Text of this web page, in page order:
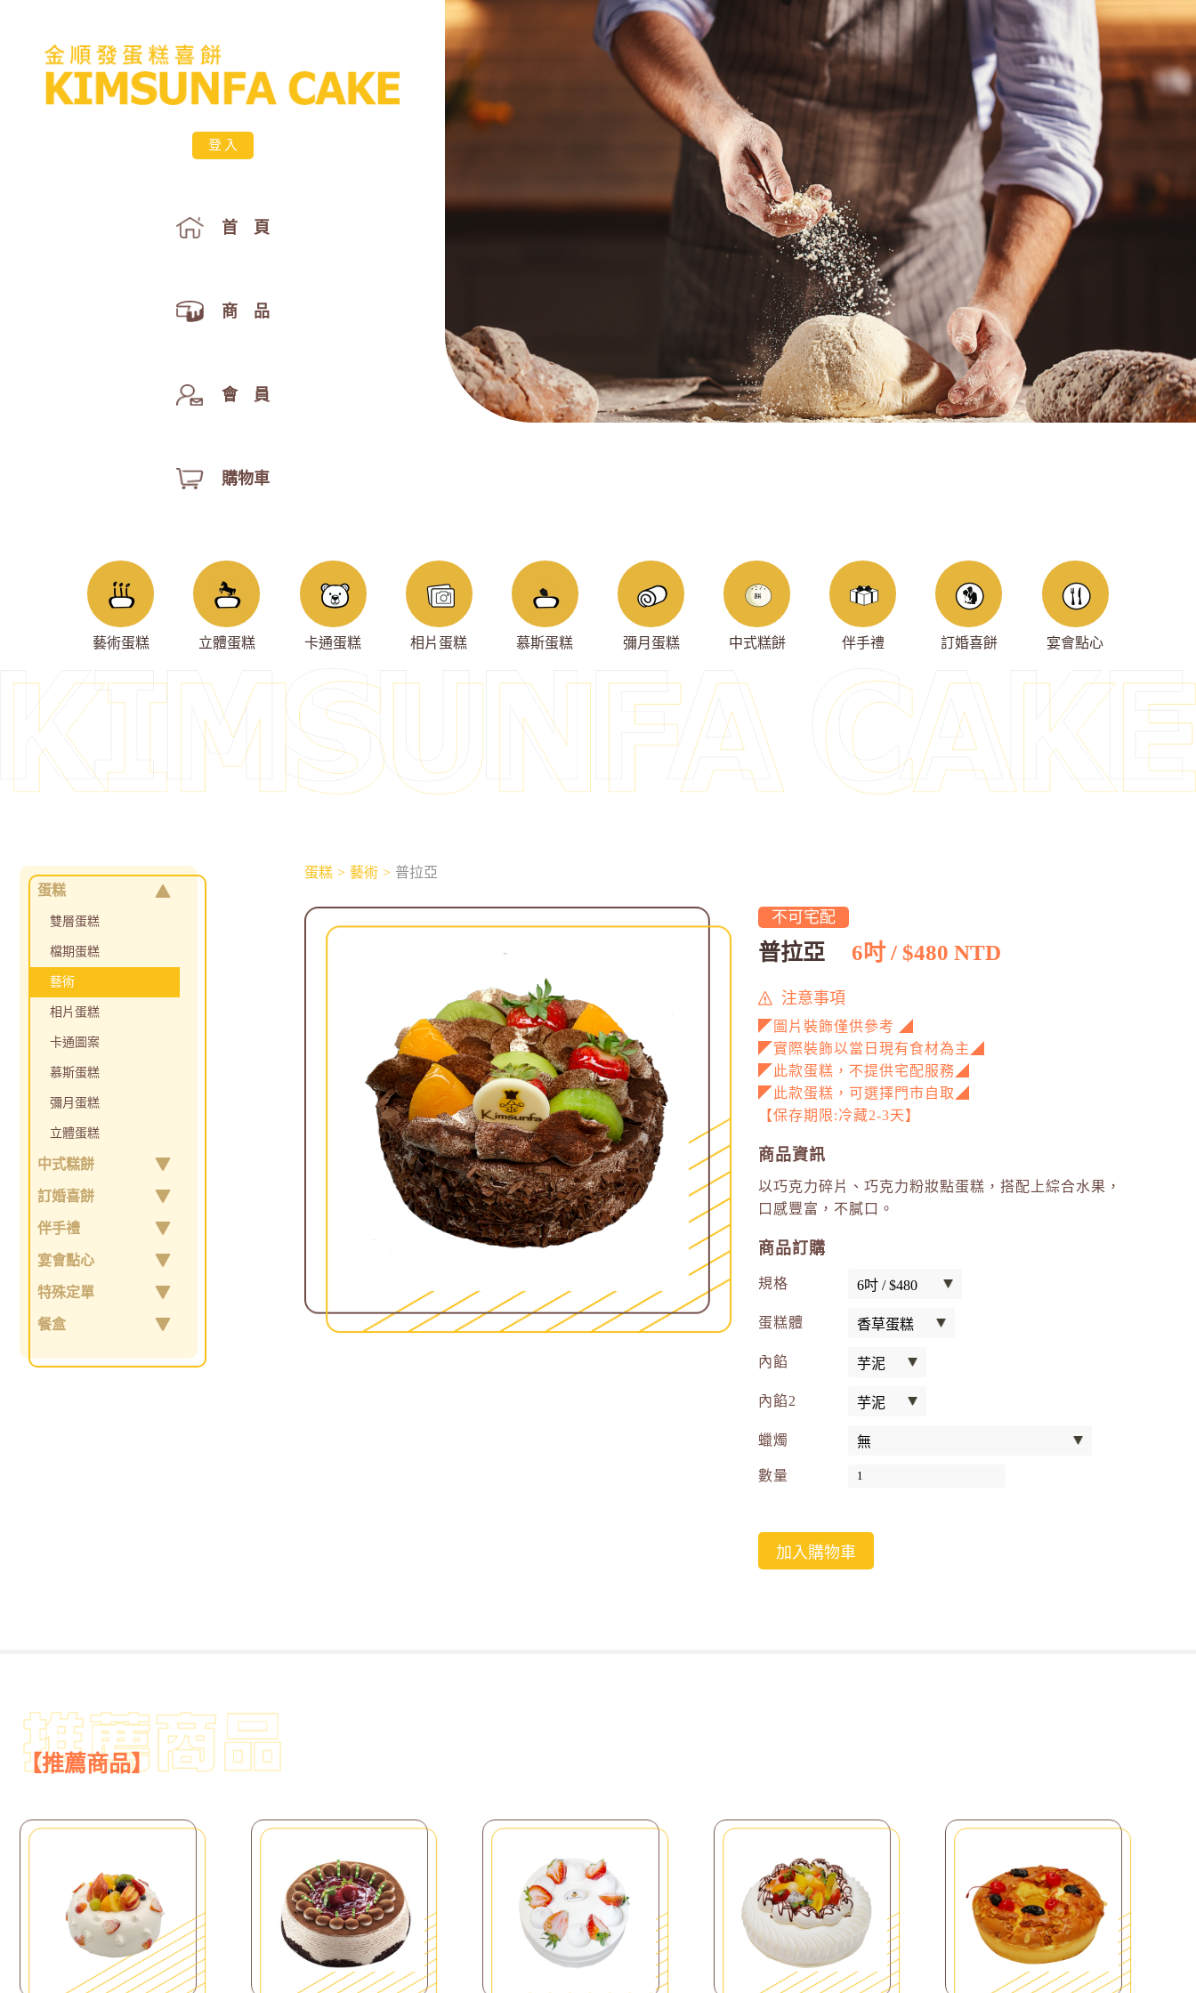
登入
首 頁
商 品
會 員
購物車
藝術蛋糕 立體蛋糕 卡通蛋糕 相片蛋糕 慕斯蛋糕 彌月蛋糕 中式糕餅 伴手禮 訂婚喜餅 宴會點心
蛋糕
雙層蛋糕
檔期蛋糕
藝術
相片蛋糕
卡通圖案
慕斯蛋糕
彌月蛋糕
立體蛋糕
中式糕餅
訂婚喜餅
伴手禮
宴會點心
特殊定單
餐盒
蛋糕 藝術 普拉亞
不可宅配
普拉亞 6吋 / $480 NTD
注意事項
◤圖片裝飾僅供參考 ◢
◤實際裝飾以當日現有食材為主◢
◤此款蛋糕，不提供宅配服務◢
◤此款蛋糕，可選擇門市自取◢
【保存期限:冷藏2-3天】
商品資訊
以巧克力碎片、巧克力粉妝點蛋糕，搭配上綜合水果，
口感豐富，不膩口。
商品訂購
規格
蛋糕體
內餡
內餡2
蠟燭
數量
加入購物車
【推薦商品】